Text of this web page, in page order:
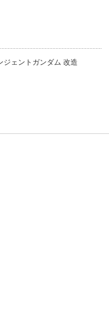
ジェントガンダム 改造